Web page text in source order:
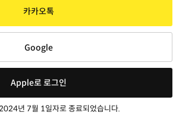
카카오톡
Google
Apple로 로그인
년 7월 1일자로 종료되었습니다.